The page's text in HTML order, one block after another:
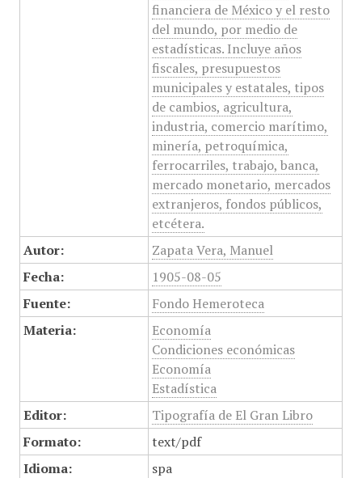
financiera de México y el resto
del mundo, por medio de
estadísticas. Incluye años
fiscales, presupuestos
municipales y estatales, tipos
de cambios, agricultura,
industria, comercio marítimo,
minería, petroquímica,
ferrocarriles, trabajo, banca,
mercado monetario, mercados
extranjeros, fondos públicos,
etcétera.
Autor:
Zapata Vera, Manuel
Fecha:
1905-08-05
Fuente:
Fondo Hemeroteca
Materia:
Economía
Condiciones económicas
Economía
Estadística
Editor:
Tipografía de El Gran Libro
Formato:
text/pdf
Idioma:
spa